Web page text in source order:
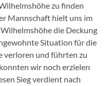
zu finden
Mannschaft hielt uns im
die Deckung
Situation für die
verloren und führten zu
wir noch erzielen
Sieg verdient nach